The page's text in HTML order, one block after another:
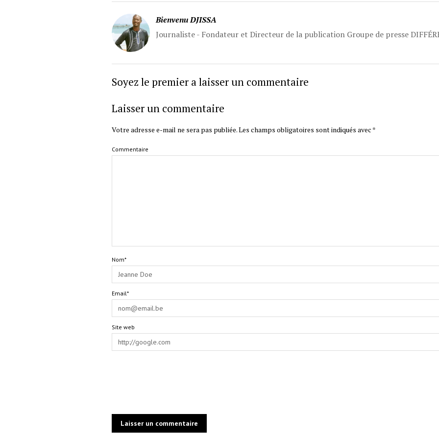
Bienvenu DJISSA
Journaliste - Fondateur et Directeur de la publication Groupe de presse
Soyez le premier a laisser un commentaire
Laisser un commentaire
Votre adresse e-mail ne sera pas publiée.Les champs obligatoires sont indiqués avec *
Commentaire
Nom*
Email*
Site web